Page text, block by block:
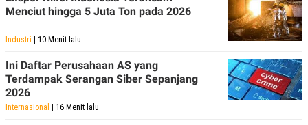
Menciut hingga 5 Juta Ton pada 2026
Industri | 10 Menit lalu
Ini Daftar Perusahaan AS yang
Terdampak Serangan Siber Sepanjang
2026
Internasional | 16 Menit lalu